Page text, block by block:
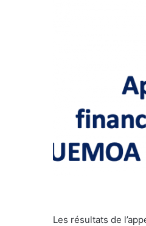
Les résultats de